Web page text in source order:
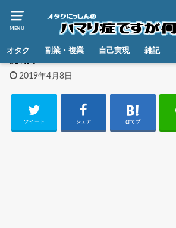
MENU
オタク 副業・複業 自己実現 雑記
2019年4月8日
ツイート シェア はてブ